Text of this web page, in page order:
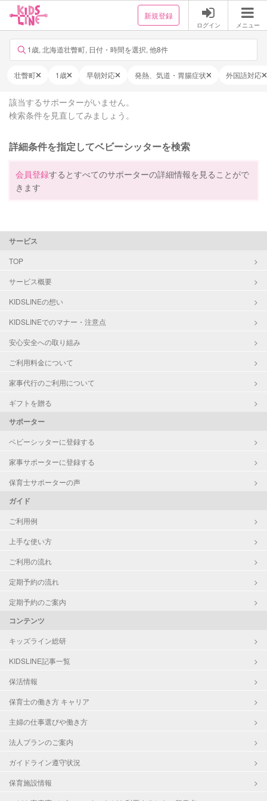
新規登録
ログイン メニュー
1歳, 北海道壮瞥町, 日付・時間を選択, 他8件
壮瞥町 1歳 早朝対応 発熱、気道・胃腸症状 外国語対応
該当するサポーターがいません。
検索条件を見直してみましょう。
詳細条件を指定してベビーシッターを検索
会員登録するとすべてのサポーターの詳細情報を見ることがで
きます
サービス
TOP
サービス概要
KIDSLINEの想い
KIDSLINEでのマナー・注意点
安心安全への取り組み
ご利用料金について
家事代行のご利用について
ギフトを贈る
サポーター
ベビーシッターに登録する
家事サポーターに登録する
保育士サポーターの声
ガイド
ご利用例
上手な使い方
ご利用の流れ
定期予約の流れ
定期予約のご案内
コンテンツ
キッズライン総研
KIDSLINE記事一覧
保活情報
保育士の働き方 キャリア
主婦の仕事選びや働き方
法人プランのご案内
ガイドライン遵守状況
保育施設情報